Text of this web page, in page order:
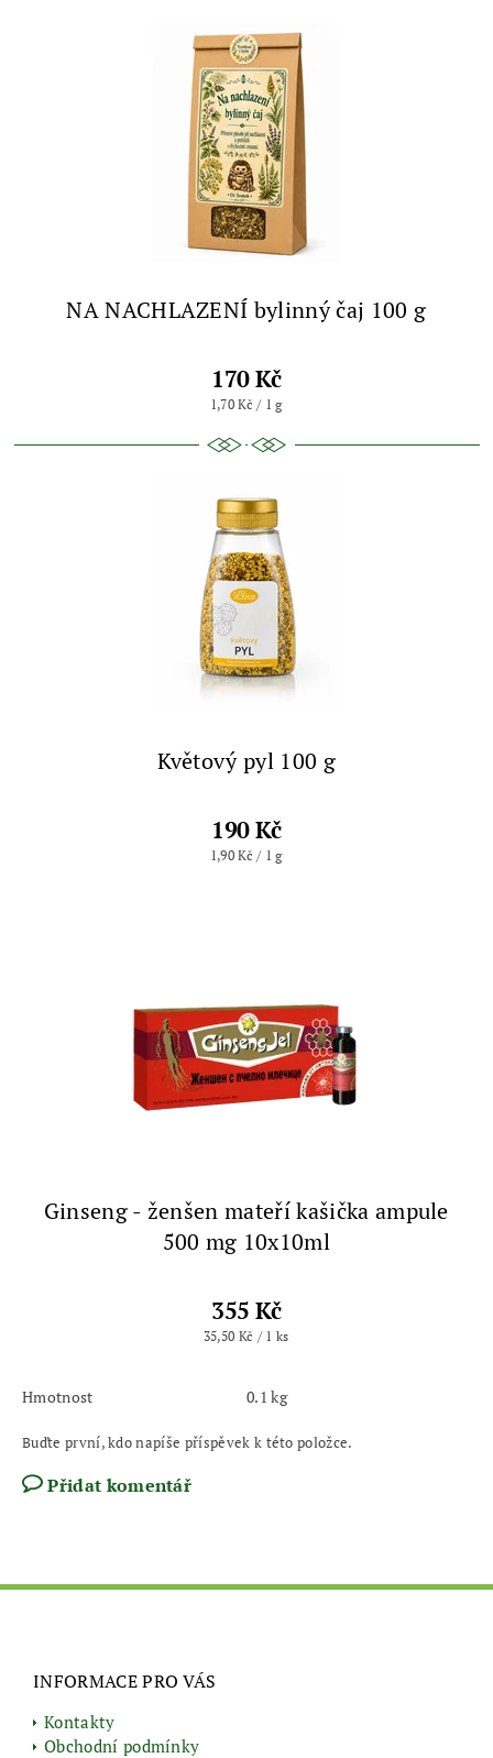
NA NACHLAZENÍ bylinný čaj 100 g
170 Kč
1,70 Kč / 1 g
Květový pyl 100 g
190 Kč
1,90 Kč / 1 g
Ginseng - ženšen mateří kašička ampule
500 mg 10x10ml
355 Kč
35,50 Kč / 1 ks
Hmotnost 0.1 kg
Buďte první, kdo napíše příspěvek k této položce.
Přidat komentář
INFORMACE PRO VÁS
Kontakty
Obchodní podmínky